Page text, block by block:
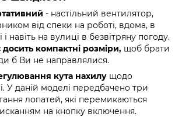
- настільний вентилятор,
від спеки на роботі, вдома, в
і навіть на вулиці в безвітряну погоду.
компактні розміри, щоб брати
б Ви не направлялися.
кута нахилу щодо
У даній моделі передбачено три
лопатей, які перемикаються
на кнопку включення.